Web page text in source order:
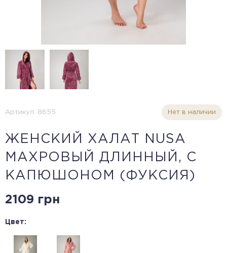
Артикул: 8655 Нет в наличии
ЖЕНСКИЙ ХАЛАТ NUSA
МАХРОВЫЙ ДЛИННЫЙ, С
КАПЮШОНОМ (ФУКСИЯ)
2109 грн
Цвет: